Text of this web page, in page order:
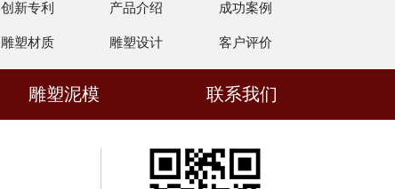
创新专利 产品介绍 成功案例
雕塑材质 雕塑设计 客户评价
雕塑泥模 联系我们